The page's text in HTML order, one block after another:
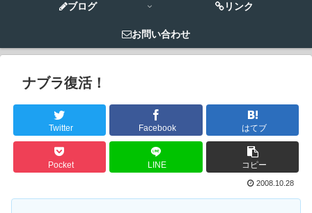
ブログ リンク
お問い合わせ
ナブラ復活！
Twitter Facebook はてブ
Pocket LINE コピー
2008.10.28